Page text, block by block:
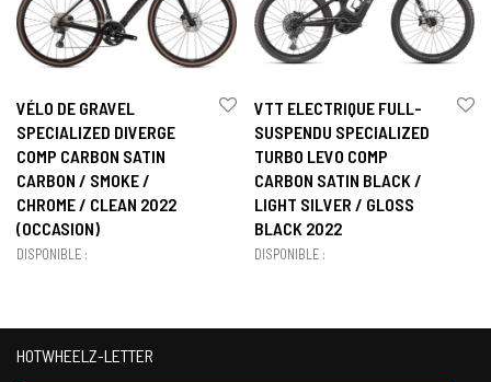
VÉLO DE GRAVEL
SPECIALIZED DIVERGE
COMP CARBON SATIN
CARBON / SMOKE /
CHROME / CLEAN 2022
(OCCASION)
DISPONIBLE :
VTT ELECTRIQUE FULL-
SUSPENDU SPECIALIZED
TURBO LEVO COMP
CARBON SATIN BLACK /
LIGHT SILVER / GLOSS
BLACK 2022
DISPONIBLE :
HOTWHEELZ-LETTER